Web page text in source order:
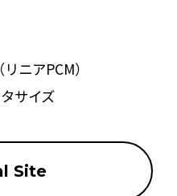
ニアPCM）
サイズ
Site